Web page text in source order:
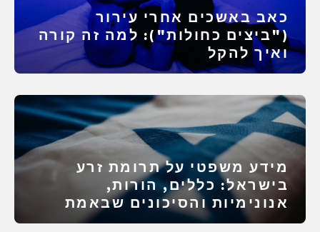
כאב באשכים אחרי עירור
("ביצים כחולות"): למה זה קורה
ואיך להקל
מידע משפטי על תרומת זרע
בישראל: כללים, הורות,
אנונימיות והסיכונים שבאמת
מפוצצים תהליכים